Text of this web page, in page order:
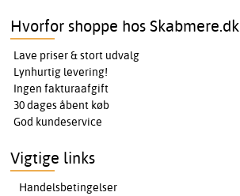
Hvorfor shoppe hos Skabmere.dk
Lave priser & stort udvalg
Lynhurtig levering!
Ingen fakturaafgift
30 dages åbent køb
God kundeservice
Vigtige links
Handelsbetingelser